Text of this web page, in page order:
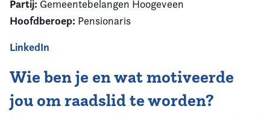
Partij: Gemeentebelangen Hoogeveen
Hoofdberoep: Pensionaris
LinkedIn
Wie ben je en wat motiveerde
jou om raadslid te worden?